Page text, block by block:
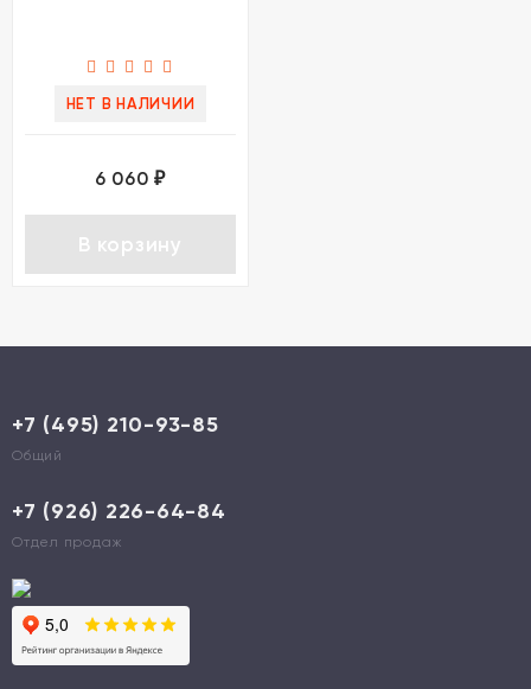
НЕТ В НАЛИЧИИ
6 060₽
В корзину
+7 (495) 210-93-85
Общий
+7 (926) 226-64-84
Отдел продаж